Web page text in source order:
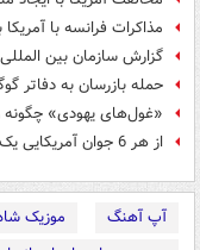
مذاکرات فرانسه با
گزارش سازمان بین المللی
حمله بازرسان به دفاتر
«غول‌های یهودی» چگونه
از هر 6 جوان آمریکایی یک نفر بی‌کار یا زندانی است +عکس و فیلم
آپ آهنگ موزیک